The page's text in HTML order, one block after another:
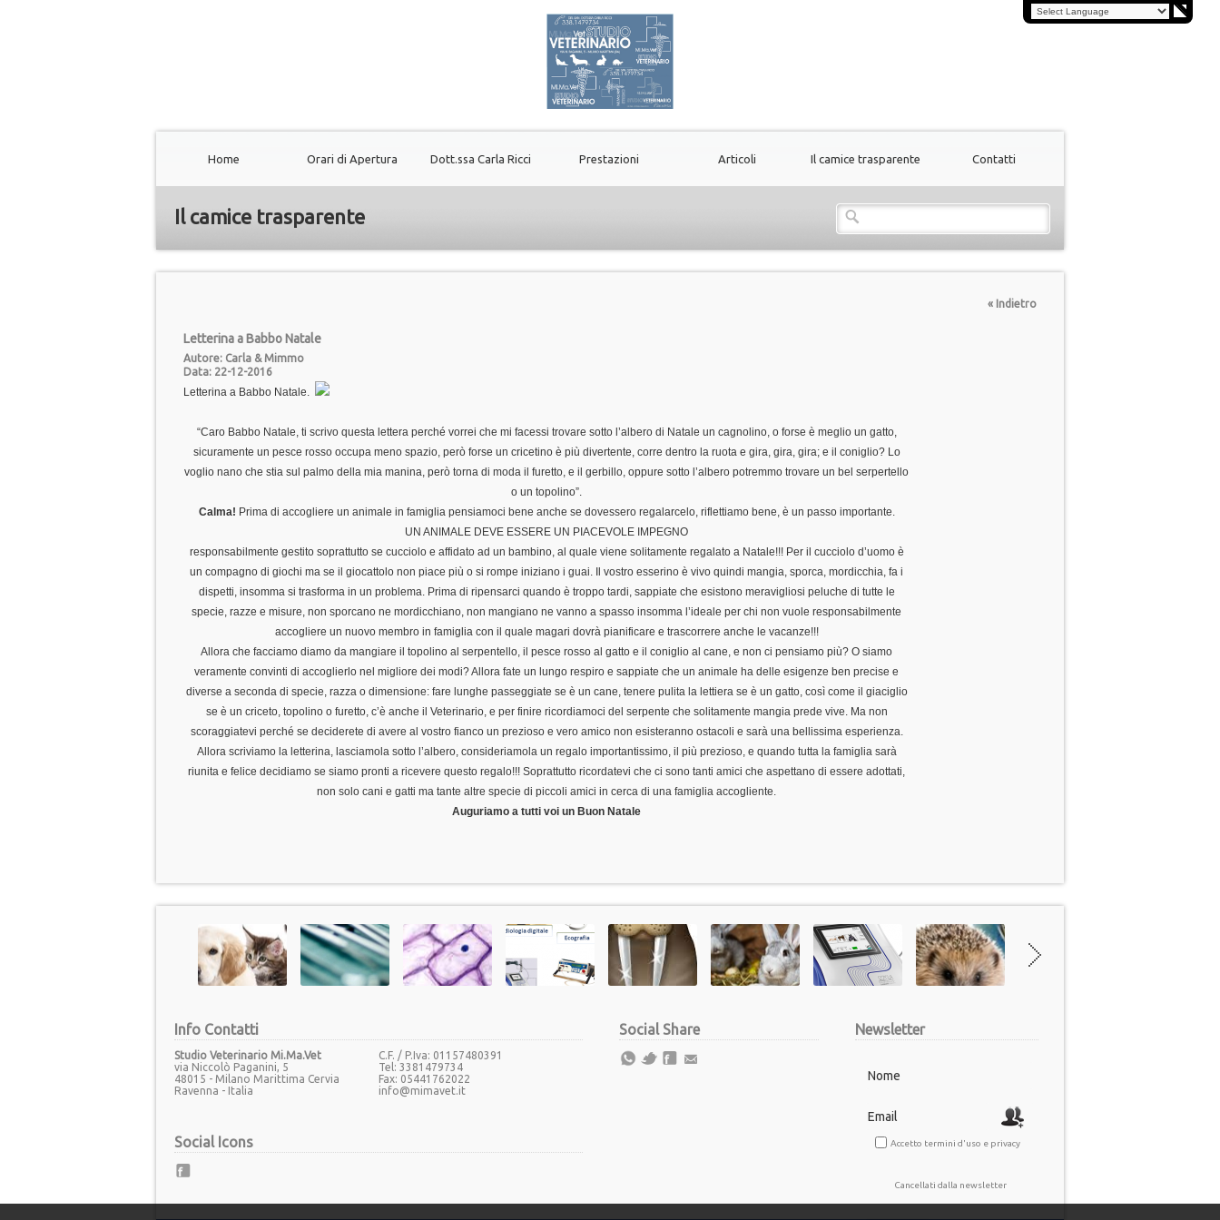
Home Orari di Apertura Dott.ssa Carla Ricci Prestazioni Articoli Il camice trasparente Contatti
Il camice trasparente
« Indietro
Letterina a Babbo Natale
Autore: Carla & Mimmo
Data: 22-12-2016
Letterina a Babbo Natale.
“Caro Babbo Natale, ti scrivo questa lettera perché vorrei che mi facessi trovare sotto l’albero di Natale un cagnolino, o forse è meglio un gatto,
sicuramente un pesce rosso occupa meno spazio, però forse un cricetino è più divertente, corre dentro la ruota e gira, gira, gira; e il coniglio? Lo
voglio nano che stia sul palmo della mia manina, però torna di moda il furetto, e il gerbillo, oppure sotto l’albero potremmo trovare un bel serpertello
o un topolino”.
Calma! Prima di accogliere un animale in famiglia pensiamoci bene anche se dovessero regalarcelo, riflettiamo bene, è un passo importante.
UN ANIMALE DEVE ESSERE UN PIACEVOLE IMPEGNO
responsabilmente gestito soprattutto se cucciolo e affidato ad un bambino, al quale viene solitamente regalato a Natale!!! Per il cucciolo d’uomo è
un compagno di giochi ma se il giocattolo non piace più o si rompe iniziano i guai. Il vostro esserino è vivo quindi mangia, sporca, mordicchia, fa i
dispetti, insomma si trasforma in un problema. Prima di ripensarci quando è troppo tardi, sappiate che esistono meravigliosi peluche di tutte le
specie, razze e misure, non sporcano ne mordicchiano, non mangiano ne vanno a spasso insomma l’ideale per chi non vuole responsabilmente
accogliere un nuovo membro in famiglia con il quale magari dovrà pianificare e trascorrere anche le vacanze!!!
Allora che facciamo diamo da mangiare il topolino al serpentello, il pesce rosso al gatto e il coniglio al cane, e non ci pensiamo più? O siamo
veramente convinti di accoglierlo nel migliore dei modi? Allora fate un lungo respiro e sappiate che un animale ha delle esigenze ben precise e
diverse a seconda di specie, razza o dimensione: fare lunghe passeggiate se è un cane, tenere pulita la lettiera se è un gatto, così come il giaciglio
se è un criceto, topolino o furetto, c’è anche il Veterinario, e per finire ricordiamoci del serpente che solitamente mangia prede vive. Ma non
scoraggiatevi perché se deciderete di avere al vostro fianco un prezioso e vero amico non esisteranno ostacoli e sarà una bellissima esperienza.
Allora scriviamo la letterina, lasciamola sotto l’albero, consideriamola un regalo importantissimo, il più prezioso, e quando tutta la famiglia sarà
riunita e felice decidiamo se siamo pronti a ricevere questo regalo!!! Soprattutto ricordatevi che ci sono tanti amici che aspettano di essere adottati,
non solo cani e gatti ma tante altre specie di piccoli amici in cerca di una famiglia accogliente.
Auguriamo a tutti voi un Buon Natale
Info Contatti
Studio Veterinario Mi.Ma.Vet
via Niccolò Paganini, 5
48015 - Milano Marittima Cervia
Ravenna - Italia
C.F. / P.Iva: 01157480391
Tel: 3381479734
Fax: 05441762022
info@mimavet.it
Social Icons
Social Share Newsletter
Accetto termini d'uso e privacy
Cancellati dalla newsletter